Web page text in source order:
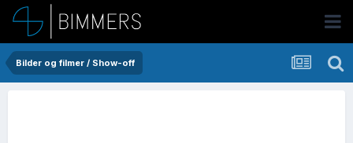
Bilder og filmer / Show-off